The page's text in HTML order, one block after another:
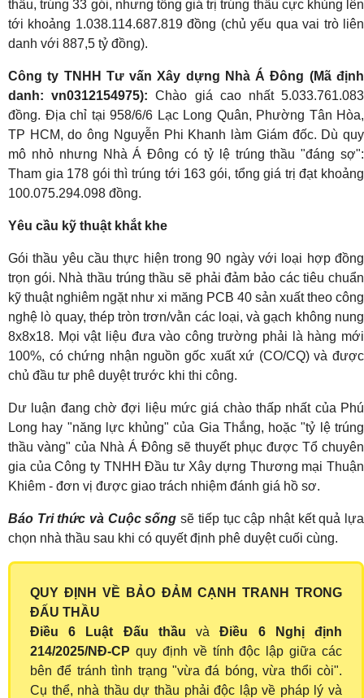
thầu, trúng 33 gói, nhưng tổng giá trị trúng thầu cực khủng lên
tới khoảng 1.038.114.687.819 đồng (chủ yếu qua vai trò liên
danh với 887,5 tỷ đồng).
Công ty TNHH Tư vấn Xây dựng Nhà Á Đông (Mã định
danh: vn0312154975): Chào giá cao nhất 5.033.761.083
đồng. Địa chỉ tại 958/6/6 Lạc Long Quân, Phường Tân Hòa,
TP HCM, do ông Nguyễn Phi Khanh làm Giám đốc. Dù quy
mô nhỏ nhưng Nhà Á Đông có tỷ lệ trúng thầu "đáng sợ":
Tham gia 178 gói thì trúng tới 163 gói, tổng giá trị đạt khoảng
100.075.294.098 đồng.
Yêu cầu kỹ thuật khắt khe
Gói thầu yêu cầu thực hiện trong 90 ngày với loại hợp đồng
trọn gói. Nhà thầu trúng thầu sẽ phải đảm bảo các tiêu chuẩn
kỹ thuật nghiêm ngặt như xi măng PCB 40 sản xuất theo công
nghệ lò quay, thép tròn trơn/vằn các loại, và gạch không nung
8x8x18. Mọi vật liệu đưa vào công trường phải là hàng mới
100%, có chứng nhận nguồn gốc xuất xứ (CO/CQ) và được
chủ đầu tư phê duyệt trước khi thi công.
Dư luận đang chờ đợi liệu mức giá chào thấp nhất của Phú
Long hay "năng lực khủng" của Gia Thắng, hoặc "tỷ lệ trúng
thầu vàng" của Nhà Á Đông sẽ thuyết phục được Tổ chuyên
gia của Công ty TNHH Đầu tư Xây dựng Thương mại Thuận
Khiêm - đơn vị được giao trách nhiệm đánh giá hồ sơ.
Báo Tri thức và Cuộc sống sẽ tiếp tục cập nhật kết quả lựa
chọn nhà thầu sau khi có quyết định phê duyệt cuối cùng.
QUY ĐỊNH VỀ BẢO ĐẢM CẠNH TRANH TRONG
ĐẤU THẦU
Điều 6 Luật Đấu thầu vàĐiều 6 Nghị định
214/2025/NĐ-CP quy định về tính độc lập giữa các
bên để tránh tình trạng "vừa đá bóng, vừa thổi còi".
Cụ thể, nhà thầu dự thầu phải độc lập về pháp lý và